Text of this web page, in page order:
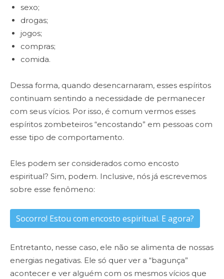
sexo;
drogas;
jogos;
compras;
comida.
Dessa forma, quando desencarnaram, esses espíritos
continuam sentindo a necessidade de permanecer
com seus vícios. Por isso, é comum vermos esses
espíritos zombeteiros “encostando” em pessoas com
esse tipo de comportamento.
Eles podem ser considerados como encosto
espiritual? Sim, podem. Inclusive, nós já escrevemos
sobre esse fenômeno:
Socorro! Estou com encosto espiritual. E agora?
Entretanto, nesse caso, ele não se alimenta de nossas
energias negativas. Ele só quer ver a “bagunça”
acontecer e ver alguém com os mesmos vícios que